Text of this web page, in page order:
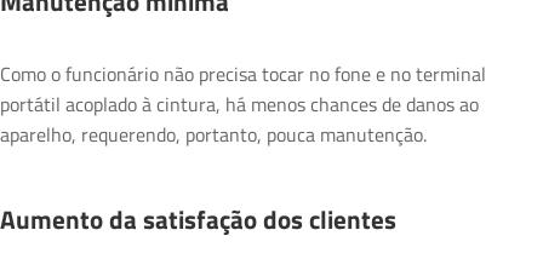
Como o funcionário não precisa tocar no fone e no terminal
portátil acoplado à cintura, há menos chances de danos ao
aparelho, requerendo, portanto, pouca manutenção.
Aumento da satisfação dos clientes